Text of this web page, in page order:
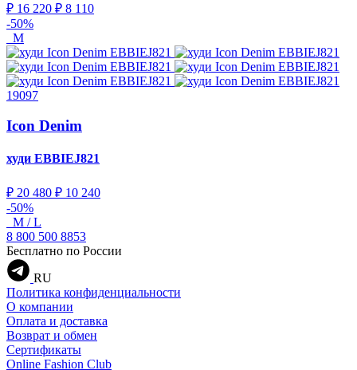
₽ 16 220 ₽ 8 110
-50%
M
19097
Icon Denim
худи EBBIEJ821
₽ 20 480 ₽ 10 240
-50%
M / L
8 800 500 8853
Бесплатно по России
RU
Политика конфиденциальности
О компании
Оплата и доставка
Возврат и обмен
Сертификаты
Online Fashion Club